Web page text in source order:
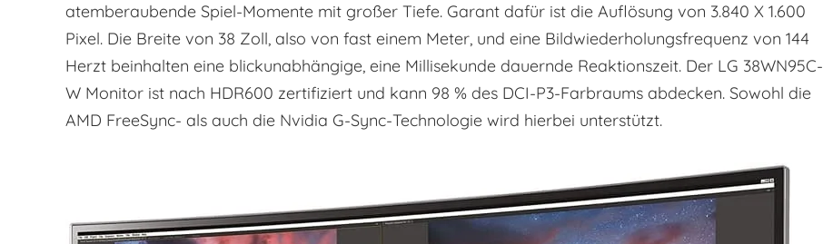
atemberaubende Spiel-Momente mit großer Tiefe. Garant dafür ist die Auflösung von 3.840 X 1.600
Pixel. Die Breite von 38 Zoll, also von fast einem Meter, und eine Bildwiederholungsfrequenz von 144
Herzt beinhalten eine blickunabhängige, eine Millisekunde dauernde Reaktionszeit. Der LG 38WN95C-
W Monitor ist nach HDR600 zertifiziert und kann 98 % des DCI-P3-Farbraums abdecken. Sowohl die
AMD FreeSync- als auch die Nvidia G-Sync-Technologie wird hierbei unterstützt.